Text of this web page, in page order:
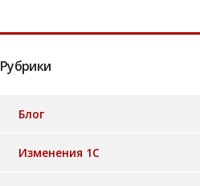
Рубрики
Блог
Изменения 1С